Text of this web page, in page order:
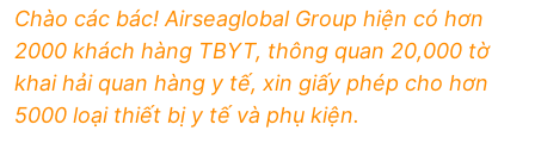
Chào các bác! Airseaglobal Group hiện có hơn
2000 khách hàng TBYT, thông quan 20,000 tờ
khai hải quan hàng y tế, xin giấy phép cho hơn
5000 loại thiết bị y tế và phụ kiện.